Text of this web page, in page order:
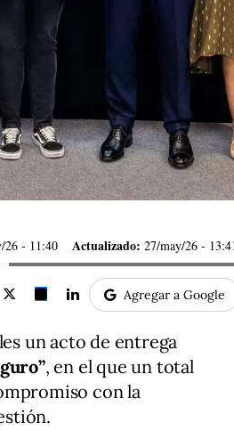
26 - 11:40 Actualizado: 27/may/26 -
Agregar a Google
un acto de entrega
, en el que un total
con la